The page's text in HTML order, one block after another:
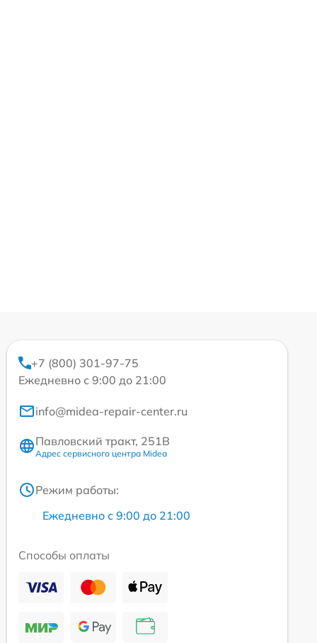
+7 (800) 301-97-75
Ежедневно с 9:00 до 21:00
info@midea-repair-center.ru
Павловский тракт, 251В
Адрес сервисного центра Midea
Режим работы:
Ежедневно с 9:00 до 21:00
Способы оплаты